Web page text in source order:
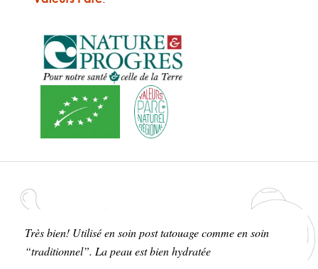
Très bien! Utilisé en soin post tatouage comme en soin
“traditionnel”. La peau est bien hydratée